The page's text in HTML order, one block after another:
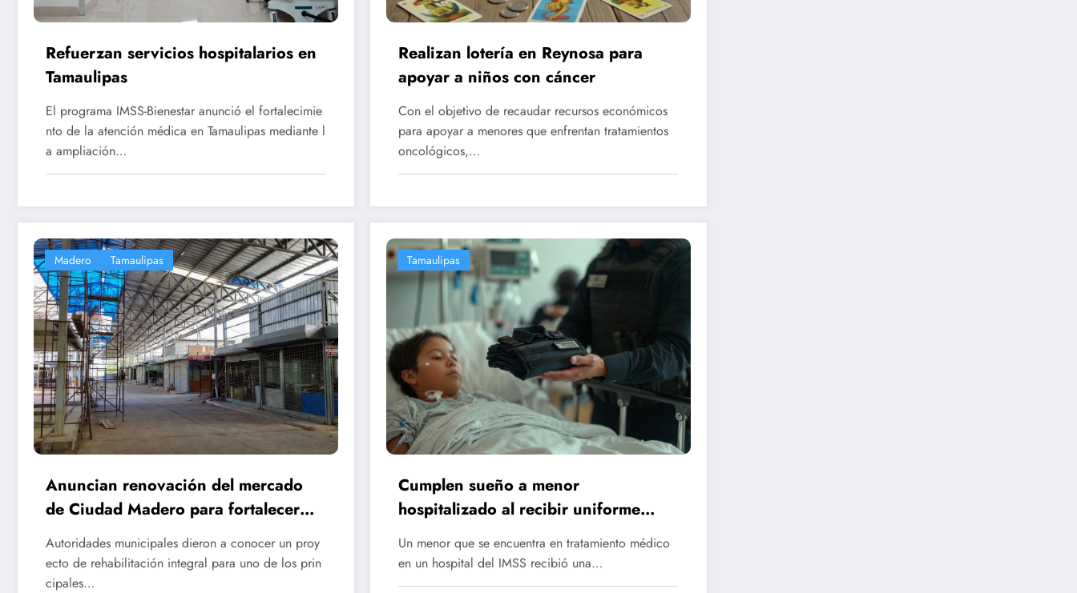
Refuerzan servicios hospitalarios en
Tamaulipas
El programa IMSS-Bienestar anunció el fortalecimie
nto de la atención médica en Tamaulipas mediante l
a ampliación…
Realizan lotería en Reynosa para
apoyar a niños con cáncer
Con el objetivo de recaudar recursos económicos
para apoyar a menores que enfrentan tratamientos
oncológicos,…
Madero Tamaulipas
Anuncian renovación del mercado
de Ciudad Madero para fortalecer
comercio local
Autoridades municipales dieron a conocer un proy
ecto de rehabilitación integral para uno de los prin
cipales…
Tamaulipas
Cumplen sueño a menor
hospitalizado al recibir uniforme
táctico en hospital del IMSS en
Tamaulipas
Un menor que se encuentra en tratamiento médico
en un hospital del IMSS recibió una…